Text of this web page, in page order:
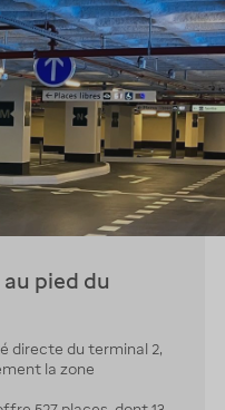
pied du
directe du terminal 2,
la zone